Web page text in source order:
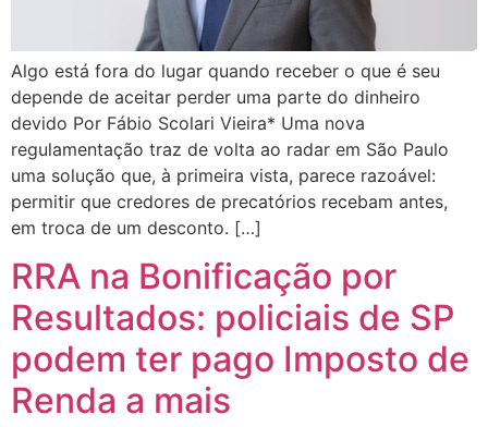
Algo está fora do lugar quando receber o que é seu
depende de aceitar perder uma parte do dinheiro
devido Por Fábio Scolari Vieira* Uma nova
regulamentação traz de volta ao radar em São Paulo
uma solução que, à primeira vista, parece razoável:
permitir que credores de precatórios recebam antes,
em troca de um desconto. […]
RRA na Bonificação por
Resultados: policiais de SP
podem ter pago Imposto de
Renda a mais